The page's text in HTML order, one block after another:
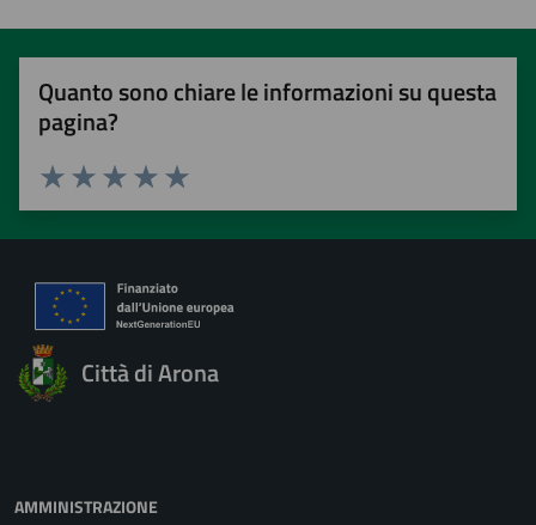
Quanto sono chiare le informazioni su questa
pagina?
Valuta 5 stelle su 5
Valuta 4 stelle su 5
Valuta 3 stelle su 5
Valuta 2 stelle su 5
Valuta 1 stelle su 5
Città di Arona
AMMINISTRAZIONE